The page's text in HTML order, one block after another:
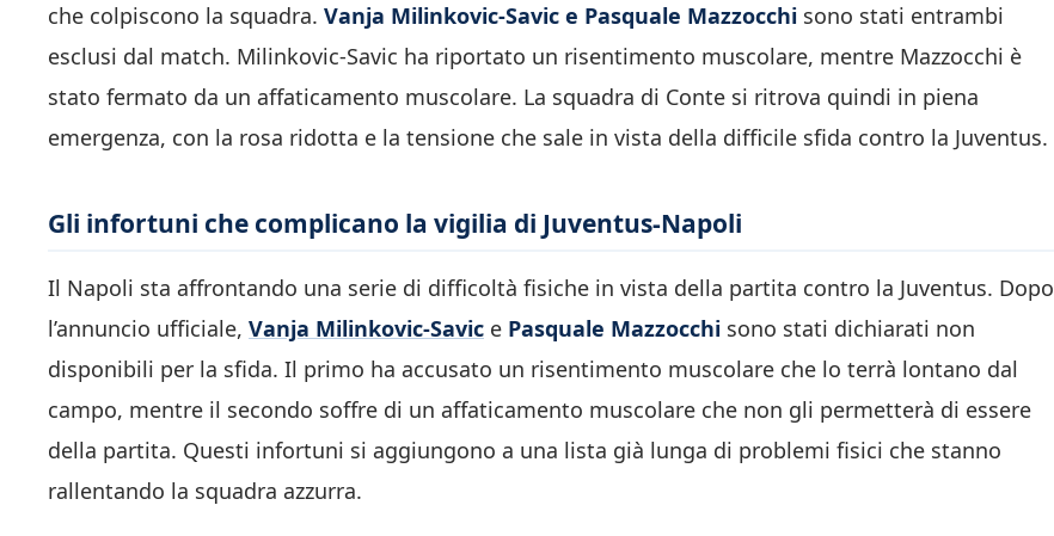
che colpiscono la squadra. Vanja Milinkovic-Savic e Pasquale Mazzocchi sono stati entrambi
esclusi dal match. Milinkovic-Savic ha riportato un risentimento muscolare, mentre Mazzocchi è
stato fermato da un affaticamento muscolare. La squadra di Conte si ritrova quindi in piena
emergenza, con la rosa ridotta e la tensione che sale in vista della difficile sfida contro la Juventus.
Gli infortuni che complicano la vigilia di Juventus-Napoli
Il Napoli sta affrontando una serie di difficoltà fisiche in vista della partita contro la Juventus. Dopo
l’annuncio ufficiale, Vanja Milinkovic-Savic e Pasquale Mazzocchi sono stati dichiarati non
disponibili per la sfida. Il primo ha accusato un risentimento muscolare che lo terrà lontano dal
campo, mentre il secondo soffre di un affaticamento muscolare che non gli permetterà di essere
della partita. Questi infortuni si aggiungono a una lista già lunga di problemi fisici che stanno
rallentando la squadra azzurra.